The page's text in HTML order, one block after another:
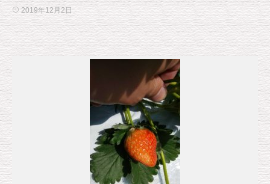
2019年12月2日